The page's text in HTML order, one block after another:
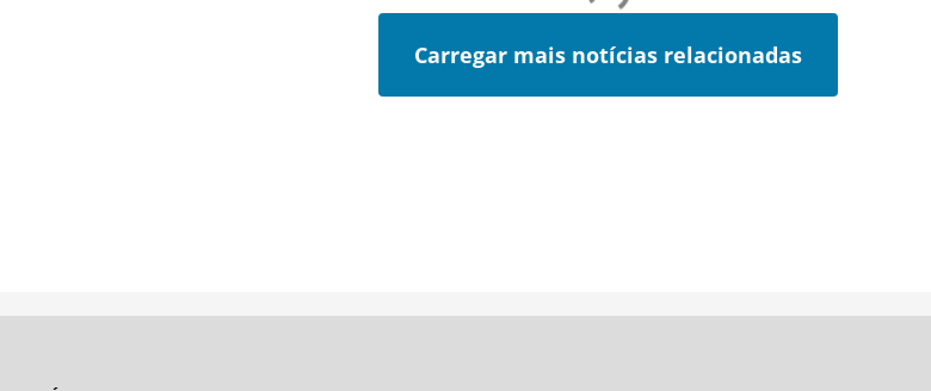
Carregar mais notícias relacionadas